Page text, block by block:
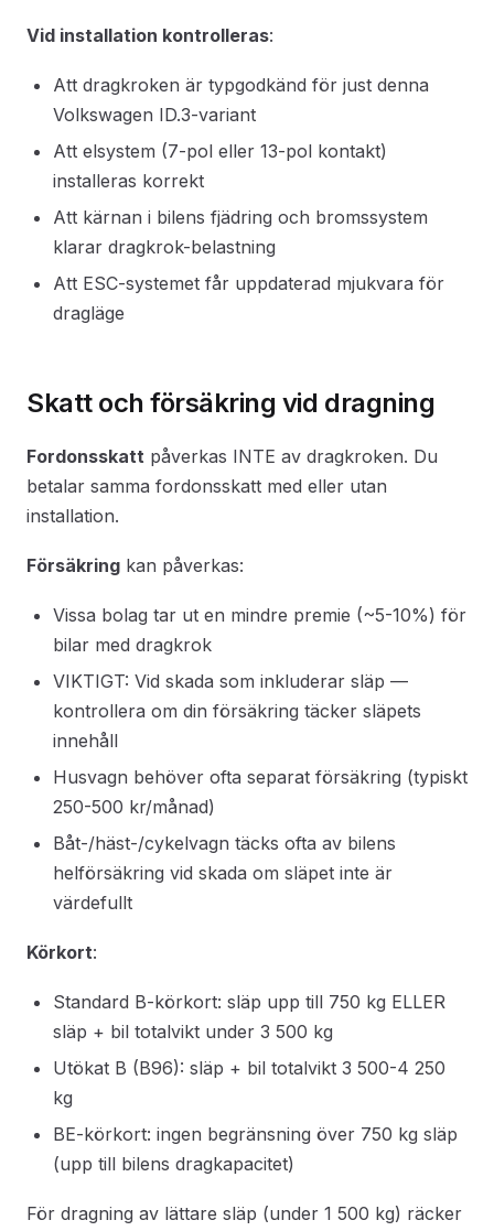
Vid installation kontrolleras:
Att dragkroken är typgodkänd för just denna
Volkswagen ID.3-variant
Att elsystem (7-pol eller 13-pol kontakt)
installeras korrekt
Att kärnan i bilens fjädring och bromssystem
klarar dragkrok-belastning
Att ESC-systemet får uppdaterad mjukvara för
dragläge
Skatt och försäkring vid dragning
Fordonsskatt påverkas INTE av dragkroken. Du
betalar samma fordonsskatt med eller utan
installation.
Försäkring kan påverkas:
Vissa bolag tar ut en mindre premie (~5-10%) för
bilar med dragkrok
VIKTIGT: Vid skada som inkluderar släp —
kontrollera om din försäkring täcker släpets
innehåll
Husvagn behöver ofta separat försäkring (typiskt
250-500 kr/månad)
Båt-/häst-/cykelvagn täcks ofta av bilens
helförsäkring vid skada om släpet inte är
värdefullt
Körkort:
Standard B-körkort: släp upp till 750 kg ELLER
släp + bil totalvikt under 3 500 kg
Utökat B (B96): släp + bil totalvikt 3 500-4 250
kg
BE-körkort: ingen begränsning över 750 kg släp
(upp till bilens dragkapacitet)
För dragning av lättare släp (under 1 500 kg) räcker